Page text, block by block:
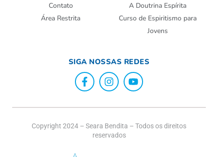
Contato
Área Restrita
A Doutrina Espírita
Curso de Espiritismo para
Jovens
SIGA NOSSAS REDES
Copyright 2024 – Seara Bendita – Todos os direitos
reservados